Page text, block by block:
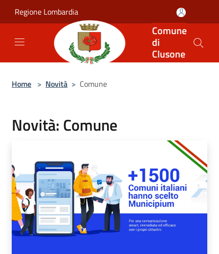
Regione Lombardia
Comune
di
Clusone
Home > Novità > Comune
Novità: Comune